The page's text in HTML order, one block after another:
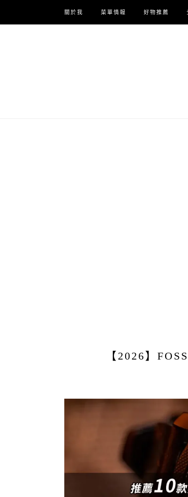
關於我 菜單情報 好物推薦
【2026】